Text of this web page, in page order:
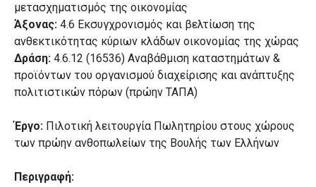
μετασχηματισμός της οικονομίας
Άξονας: 4.6 Εκσυγχρονισμός και βελτίωση της
ανθεκτικότητας κύριων κλάδων οικονομίας της χώρας
Δράση: 4.6.12 (16536) Αναβάθμιση καταστημάτων &
προϊόντων του οργανισμού διαχείρισης και ανάπτυξης
πολιτιστικών πόρων (πρώην ΤΑΠΑ)
Έργο: Πιλοτική λειτουργία Πωλητηρίου στους χώρους
των πρώην ανθοπωλείων της Βουλής των Ελλήνων
Περιγραφή: